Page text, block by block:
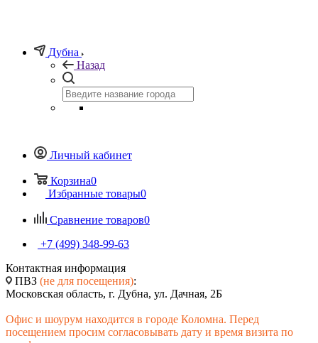
Дубна
Назад
Личный кабинет
Корзина0
Избранные товары0
Сравнение товаров0
+7 (499) 348-99-63
Контактная информация
ПВЗ (не для посещения):
Московская область, г. Дубна, ул. Дачная, 2Б
Офис и шоурум находится в городе Коломна. Перед
посещением просим согласовывать дату и время визита по